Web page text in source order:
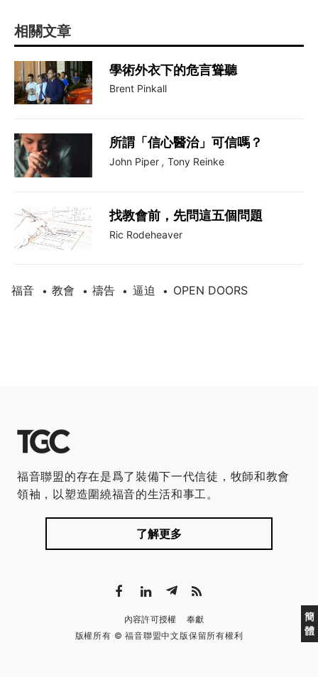
相關文章
學術外衣下的危言聳聽
Brent Pinkall
所謂「信心醫治」可信嗎？
John Piper , Tony Reinke
找教會前，先問這五個問題
Ric Rodeheaver
福音 • 教會 • 禱告 • 逼迫 • OPEN DOORS
簡
體
福音聯盟的存在是爲了裝備下一代信徒，牧師和教會
領袖，以塑造圍繞福音的生活和事工。
了解更多
內容許可授權
奉獻
版權所有 © 福音聯盟中文版保留所有權利